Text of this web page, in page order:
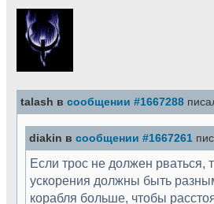
talash в сообщении #1667288
diakin в сообщении #1667261
Если трос не должен рваться,
ускорения должны быть
корабля больше, чтобы